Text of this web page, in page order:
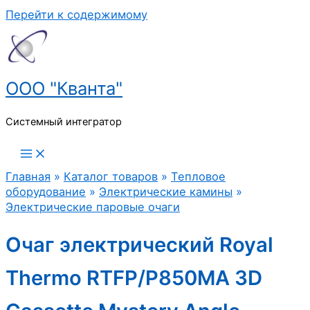
Перейти к содержимому
ООО "Кванта"
Системный интегратор
Главная » Каталог товаров » Тепловое
оборудование » Электрические камины »
Электрические паровые очаги
Очаг электрический Royal
Thermo RTFP/P850MA 3D